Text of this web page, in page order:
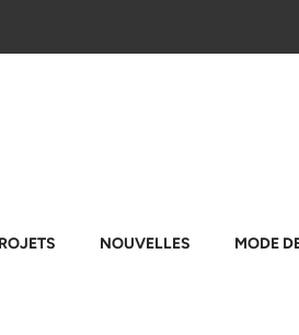
NOUVELLES MODE